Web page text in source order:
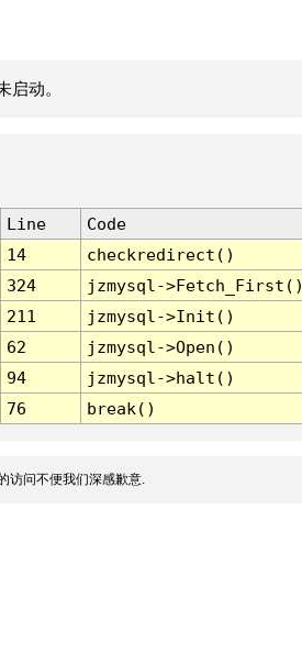
启动。
Line
Code
14
checkredirect()
324
jzmysql-
211
jzmysql->Init()
62
jzmysql->Open()
94
jzmysql->halt()
76 break()
访问不便我们深感歉意.